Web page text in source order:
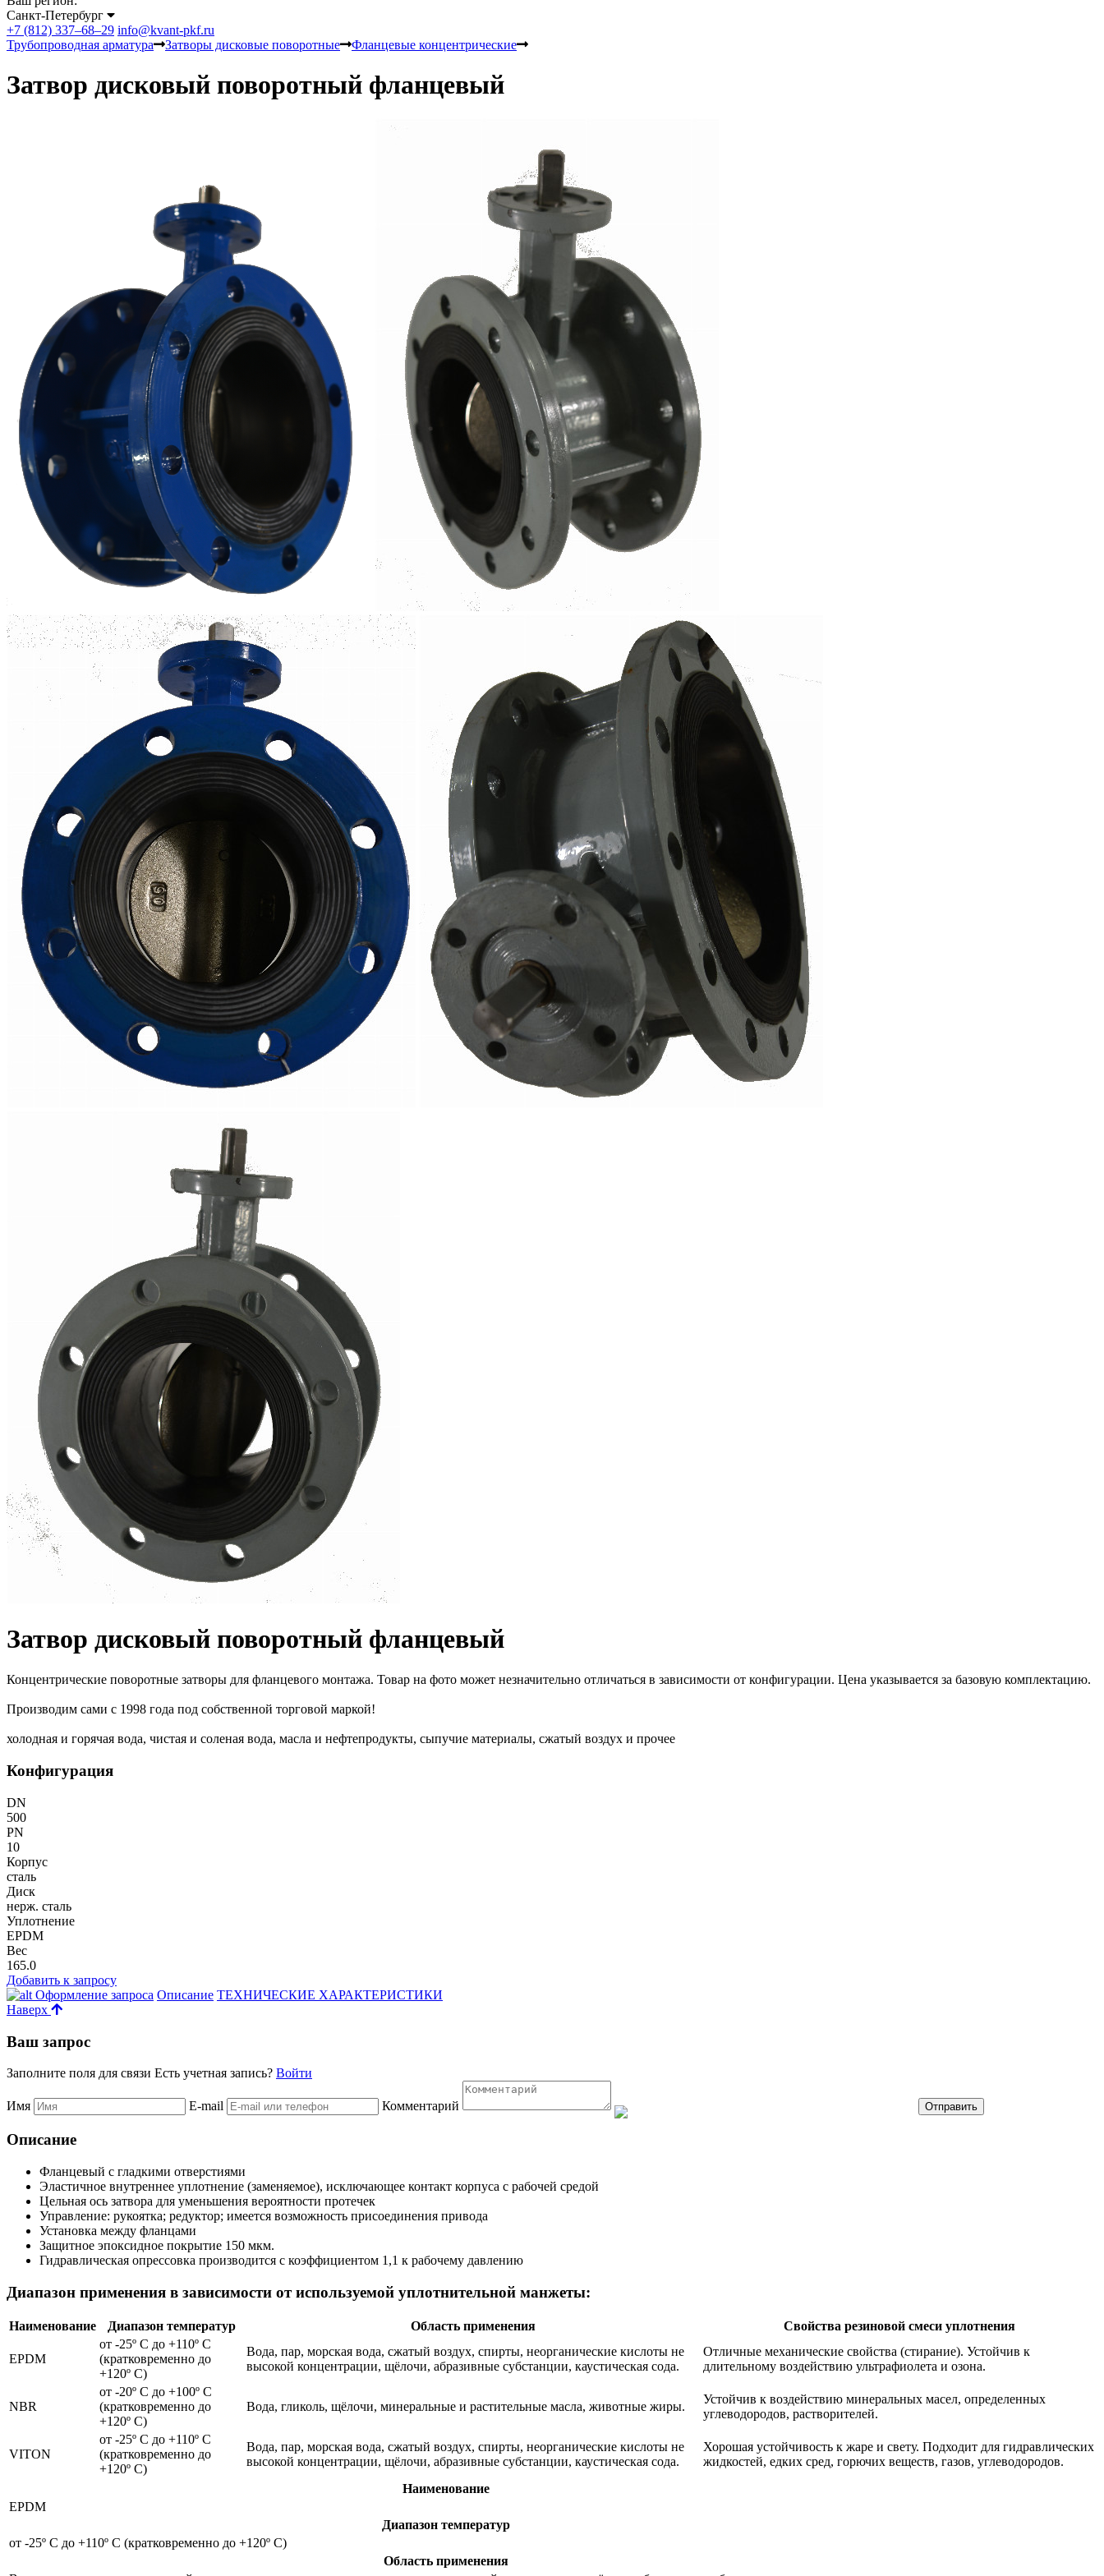
Санкт-Петербург
+7 (812) 337–68–29 info@kvant-pkf.ru
Трубопроводная арматура
Затворы дисковые поворотные Фланцевые концентрические
Затвор дисковый поворотный фланцевый
Затвор дисковый поворотный фланцевый
Концентрические поворотные затворы для фланцевого монтажа. Товар на фото может незначительно отличаться в зависимости от конфигурации. Цена указывается за базовую комплектацию.
Производим сами с 1998 года под собственной торговой маркой!
холодная и горячая вода, чистая и соленая вода, масла и нефтепродукты, сыпучие материалы, сжатый воздух и прочее
Конфигурация
DN
500
PN
10
Корпус
сталь
Диск
нерж. сталь
Уплотнение
EPDM
Вес
165.0
Добавить к запросу
Оформление запроса Описание ТЕХНИЧЕСКИЕ ХАРАКТЕРИСТИКИ
Наверх
Ваш запрос
Заполните поля для связи Есть учетная запись? Войти
Имя E-mail Комментарий
Описание
Фланцевый с гладкими отверстиями
Эластичное внутреннее уплотнение (заменяемое), исключающее контакт корпуса с рабочей средой
Цельная ось затвора для уменьшения вероятности протечек
Управление: рукоятка; редуктор; имеется возможность присоединения привода
Установка между фланцами
Защитное эпоксидное покрытие 150 мкм.
Гидравлическая опрессовка производится с коэффициентом 1,1 к рабочему давлению
Диапазон применения в зависимости от используемой уплотнительной манжеты:
Наименование Диапазон температур Область применения Свойства резиновой смеси уплотнения
EPDM
от -25º С до +110º С
(кратковременно до
+120º С)
Вода, пар, морская вода, сжатый воздух, спирты, неорганические кислоты не
высокой концентрации, щёлочи, абразивные субстанции, каустическая сода.
Отличные механические свойства (стирание). Устойчив к
длительному воздействию ультрафиолета и озона.
NBR
от -20º С до +100º С
(кратковременно до
+120º С)
Вода, гликоль, щёлочи, минеральные и растительные масла, животные жиры.
Устойчив к воздействию минеральных масел, определенных
углеводородов, растворителей.
VITON
от -25º С до +110º С
(кратковременно до
+120º С)
Вода, пар, морская вода, сжатый воздух, спирты, неорганические кислоты не
высокой концентрации, щёлочи, абразивные субстанции, каустическая сода.
Хорошая устойчивость к жаре и свету. Подходит для гидравлических
жидкостей, едких сред, горючих веществ, газов, углеводородов.
Наименование
EPDM
Диапазон температур
от -25º С до +110º С (кратковременно до +120º С)
Область применения